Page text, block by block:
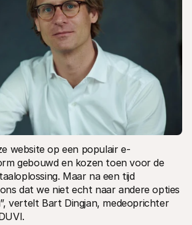
website op een populair e-
gebouwd en kozen toen voor de
Maar na een tijd
dat we niet echt naar andere opties
vertelt Bart Dingjan, medeoprichter